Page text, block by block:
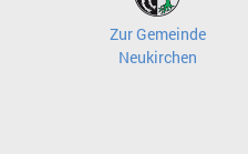
Zur Gemeinde
Neukirchen